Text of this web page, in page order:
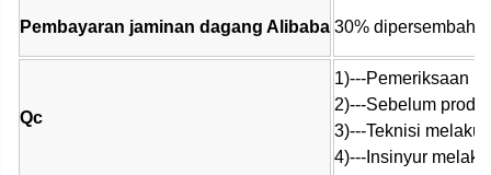
Pembayaran jaminan dagang Alibaba 30%
Qc
1)---Pemeriksaan
2)---Sebelum
3)---Teknisi
4)---Insinyur